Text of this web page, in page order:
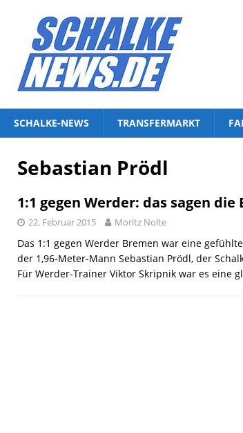
SCHALKE-NEWS TRANSFERMARKT
Sebastian Prödl
1:1 gegen Werder: das sagen die
22. Februar 2015 Moritz Nolte
Das 1:1 gegen Werder Bremen war eine
der 1,96-Meter-Mann Sebastian Prödl, der
Für Werder-Trainer Viktor Skripnik war es eine